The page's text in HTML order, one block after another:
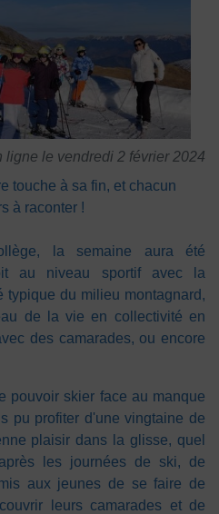
ligne le vendredi 2 février 2024
touche à sa fin, et chacun
à raconter !
la semaine aura été
au niveau sportif avec la
typique du milieu montagnard,
de la vie en collectivité en
des camarades, ou encore
pouvoir skier face au manque
pu profiter d'une vingtaine de
plaisir dans la glisse, quel
les journées de ski, de
aux jeunes de se faire de
leurs camarades et de